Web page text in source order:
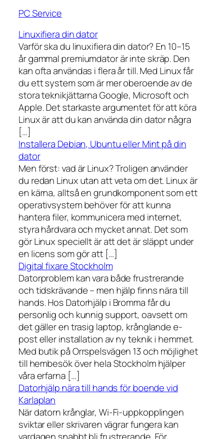
PC Service
Linuxifiera din dator
Varför ska du linuxifiera din dator? En 10–15
år gammal premiumdator är inte skräp. Den
kan ofta användas i flera år till. Med Linux får
du ett system som är mer oberoende av de
stora teknikjättarna Google, Microsoft och
Apple. Det starkaste argumentet för att köra
Linux är att du kan använda din dator några
[…]
Installera Debian, Ubuntu eller Mint på din
dator
Men först: vad är Linux? Troligen använder
du redan Linux utan att veta om det. Linux är
en kärna, alltså en grundkomponent som ett
operativsystem behöver för att kunna
hantera filer, kommunicera med internet,
styra hårdvara och mycket annat. Det som
gör Linux speciellt är att det är släppt under
en licens som gör att […]
Digital fixare Stockholm
Datorproblem kan vara både frustrerande
och tidskrävande – men hjälp finns nära till
hands. Hos Datorhjälp i Bromma får du
personlig och kunnig support, oavsett om
det gäller en trasig laptop, krånglande e-
post eller installation av ny teknik i hemmet.
Med butik på Orrspelsvägen 13 och möjlighet
till hembesök över hela Stockholm hjälper
våra erfarna […]
Datorhjälp nära till hands för boende vid
Karlaplan
När datorn krånglar, Wi-Fi-uppkopplingen
sviktar eller skrivaren vägrar fungera kan